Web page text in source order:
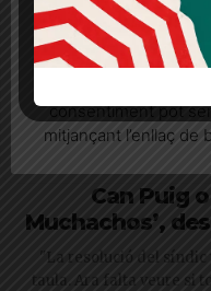
Can Puig
Muchachos’,
"La resolució del
taula. Ara falta veure si
Quan l’usuari crea
seu consentiment
consentiment pot
mitjançant l’enllaç